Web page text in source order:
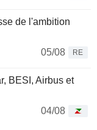
de l'ambition
05/08
RE
BESI, Airbus et
04/08